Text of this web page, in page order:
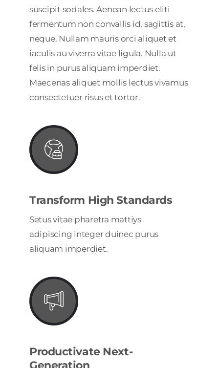
suscipit sodales. Aenean lectus eliti
fermentum non convallis id, sagittis at,
neque. Nullam mauris orci aliquet et
iaculis au viverra vitae ligula. Nulla ut
felis in purus aliquam imperdiet.
Maecenas aliquet mollis lectus vivamus
consectetuer risus et tortor.
Transform High Standards
Setus vitae pharetra mattiys
adipiscing integer duinec purus
aliquam imperdiet.
Productivate Next-
Generation